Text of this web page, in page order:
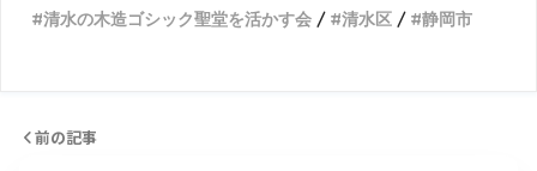
清水の木造ゴシック聖堂を活かす会
清水区 静岡市
前の記事